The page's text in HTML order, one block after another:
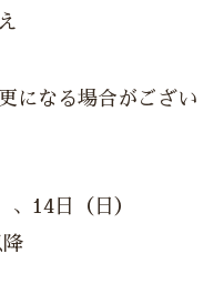
になる場合がござい
14日（日）